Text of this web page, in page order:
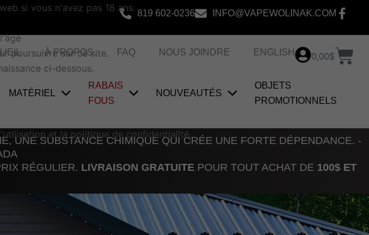
819 602-0236 INFO@VAPEWOLINAK.COM
À PROPOS FAQ NOUS JOINDRE ENGLISH 0,00$
MATÉRIEL
RABAIS
FOUS
NOUVEAUTÉS
OBJETS
PROMOTIONNELS
UNE SUBSTANCE CHIMIQUE QUI CRÉE UNE FORTE DÉPENDANCE. -
RÉGULIER. LIVRAISON GRATUITEPOUR TOUT ACHAT DE 100$ ET
si vous n'avez pas 18 ans.
poursuivre sur ce site.
ci-dessous.
et la politique de confidentialité.